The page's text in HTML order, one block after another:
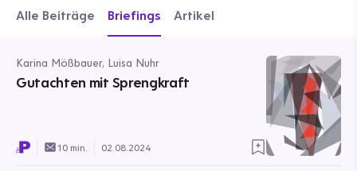
Alle Beiträge Briefings Artikel
Karina Mößbauer, Luisa Nuhr
Gutachten mit Sprengkraft
10 min. 02.08.2024